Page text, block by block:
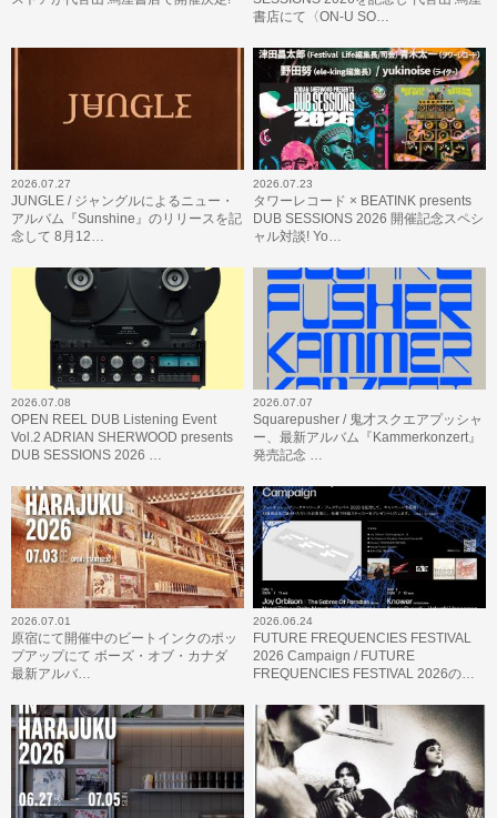
書店にて〈ON-U SO…
2026.07.27
JUNGLE / ジャングルによるニュー・
アルバム『Sunshine』のリリースを記
念して 8月12…
2026.07.23
タワーレコード × BEATINK presents
DUB SESSIONS 2026 開催記念スペシ
ャル対談! Yo…
2026.07.08
OPEN REEL DUB Listening Event
Vol.2 ADRIAN SHERWOOD presents
DUB SESSIONS 2026 …
2026.07.07
Squarepusher / 鬼才スクエアプッシャ
ー、最新アルバム『Kammerkonzert』
発売記念 …
2026.07.01
原宿にて開催中のビートインクのポッ
プアップにて ボーズ・オブ・カナダ
最新アルバ…
2026.06.24
FUTURE FREQUENCIES FESTIVAL
2026 Campaign / FUTURE
FREQUENCIES FESTIVAL 2026の…